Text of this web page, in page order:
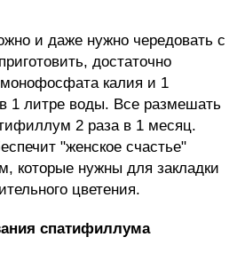
и даже нужно чередовать с
достаточно
калия и 1
в 1 литре воды. Все размешать
2 раза в 1 месяц.
"женское счастье"
которые нужны для закладки
цветения.
спатифиллума